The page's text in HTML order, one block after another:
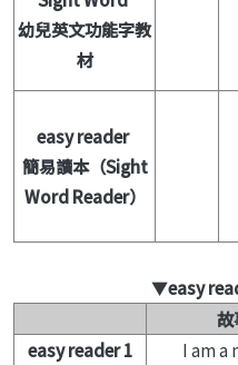
幼兒英文功能字教
材
easy reader
簡易讀本（Sight
Word Reader）
▼easy
故
easy reader 1
I am a